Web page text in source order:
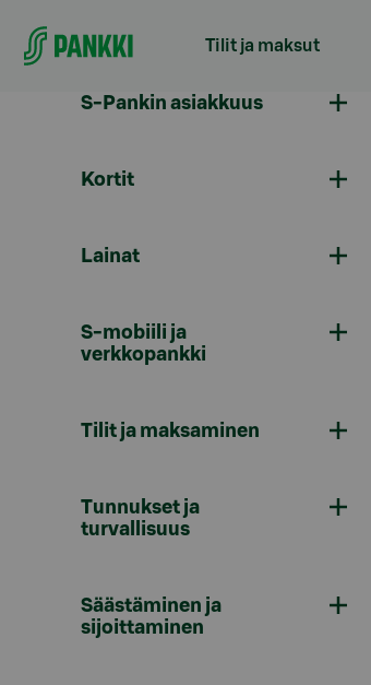
Tilit ja maksut
S-Pankin asiakkuus
Kortit
Lainat
S-mobiili ja
verkkopankki
Tilit ja maksaminen
Tunnukset ja
turvallisuus
Säästäminen ja
sijoittaminen